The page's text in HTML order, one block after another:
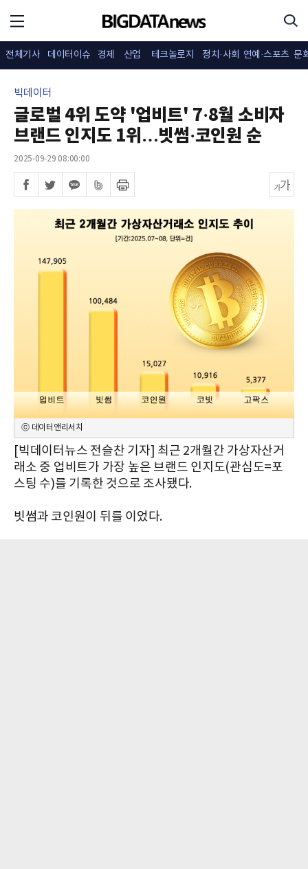
전체기사 데이터이슈 경제 산업 테크놀로지 정치·사회 연예·스포츠 문
빅데이터
글로벌 4위 도약 '업비트' 7·8월 소비자
브랜드 인지도 1위…빗썸·코인원 순
2025-09-29 08:00:00
ⓒ 데이터앤리서치
[빅데이터뉴스 전슬찬 기자] 최근 2개월간 가상자산거
래소 중 업비트가 가장 높은 브랜드 인지도(관심도=포
스팅 수)를 기록한 것으로 조사됐다.
빗썸과 코인원이 뒤를 이었다.